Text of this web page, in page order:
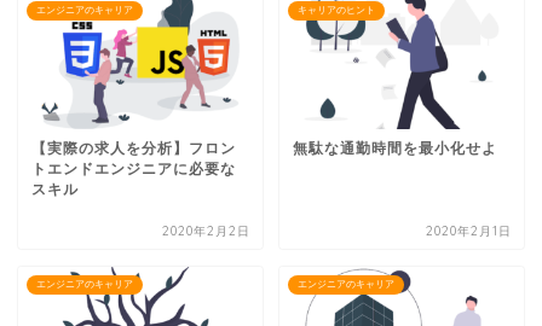
エンジニアのキャリア
【実際の求人を分析】フロン
トエンドエンジニアに必要な
スキル
2020年2月2日
キャリアのヒント
無駄な通勤時間を最小化せよ
2020年2月1日
エンジニアのキャリア エンジニアのキャリア